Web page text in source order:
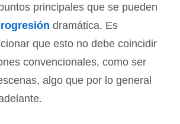
principales que se pueden
dramática. Es
que esto no debe coincidir
convencionales, como ser
algo que por lo general